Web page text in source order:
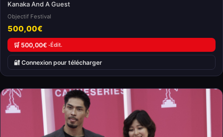
Kanaka And A Guest
Objectif Festival
500,00€
🛒 500,00€ ·Édit.
🔐 Connexion pour télécharger